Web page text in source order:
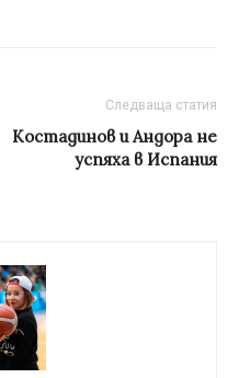
Следваща статия
Костадинов и Андора не
успяха в Испания